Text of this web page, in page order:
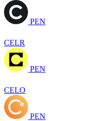
PEN
CELR
PEN
CELO
PEN